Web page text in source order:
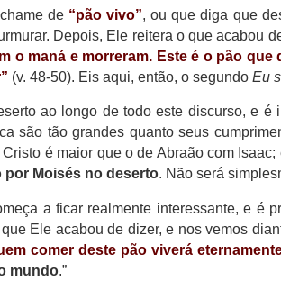
de “pão vivo”, ou que diga que
Depois, Ele reitera o que acabou
o maná e morreram. Este é o pão que
(v. 48-50). Eis aqui, então, o segundo Eu
ao longo de todo este discurso, e é
são tão grandes quanto seus
é maior que o de Abraão com
por Moisés no deserto. Não será
a ficar realmente interessante, e é
Ele acabou de dizer, e nos vemos
comer deste pão viverá
mundo.”